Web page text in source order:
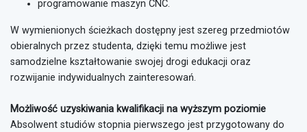
programowanie maszyn CNC.
W wymienionych ścieżkach dostępny jest szereg przedmiotów
obieralnych przez studenta, dzięki temu możliwe jest
samodzielne kształtowanie swojej drogi edukacji oraz
rozwijanie indywidualnych zainteresowań.
Możliwość uzyskiwania kwalifikacji na wyższym poziomie
Absolwent studiów stopnia pierwszego jest przygotowany do